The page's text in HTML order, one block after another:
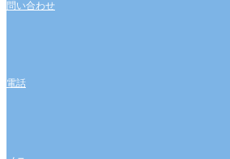
問い合わせ
電話